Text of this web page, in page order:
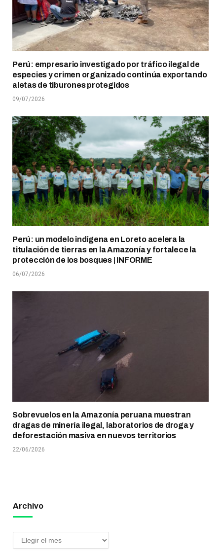
Perú: empresario investigado por tráfico ilegal de
especies y crimen organizado continúa exportando
aletas de tiburones protegidos
09/07/2026
Perú: un modelo indígena en Loreto acelera la
titulación de tierras en la Amazonía y fortalece la
protección de los bosques | INFORME
06/07/2026
Sobrevuelos en la Amazonía peruana muestran
dragas de minería ilegal, laboratorios de droga y
deforestación masiva en nuevos territorios
22/06/2026
Archivo